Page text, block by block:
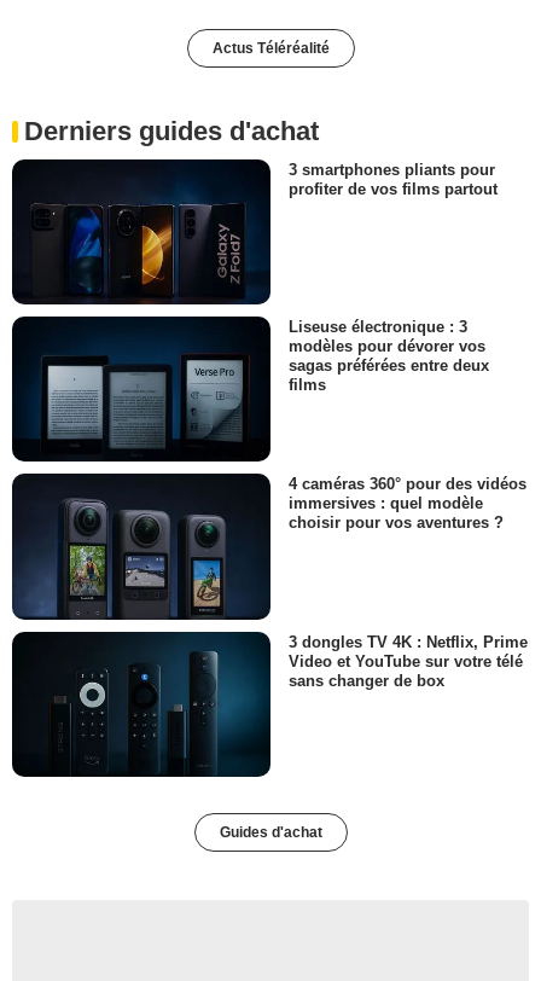
Actus Téléréalité
Derniers guides d'achat
3 smartphones pliants pour
profiter de vos films partout
Liseuse électronique : 3
modèles pour dévorer vos
sagas préférées entre deux
films
4 caméras 360° pour des vidéos
immersives : quel modèle
choisir pour vos aventures ?
3 dongles TV 4K : Netflix, Prime
Video et YouTube sur votre télé
sans changer de box
Guides d'achat